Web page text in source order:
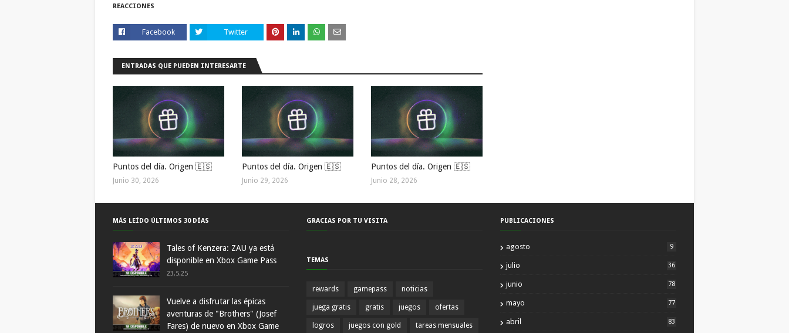
REACCIONES
Facebook Twitter
ENTRADAS QUE PUEDEN INTERESARTE
Puntos del día. Origen 🇪🇸
Junio 30, 2026
Puntos del día. Origen 🇪🇸
Junio 29, 2026
Puntos del día. Origen 🇪🇸
Junio 28, 2026
MÁS LEÍDO ÚLTIMOS 30 DÍAS
Tales of Kenzera: ZAU ya está
disponible en Xbox Game Pass
23.5.25
Vuelve a disfrutar las épicas
aventuras de "Brothers" (Josef
Fares) de nuevo en Xbox Game
GRACIAS POR TU VISITA
TEMAS
rewards gamepass noticias
juega gratis gratis juegos ofertas
logros juegos con gold tareas mensuales
PUBLICACIONES
agosto 9
julio 36
junio 78
mayo 77
abril 83